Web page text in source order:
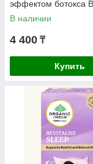
эффектом ботокса
Extra Serum
Thai Herb, 30 мл
В наличии
4 400 ₸
Купить